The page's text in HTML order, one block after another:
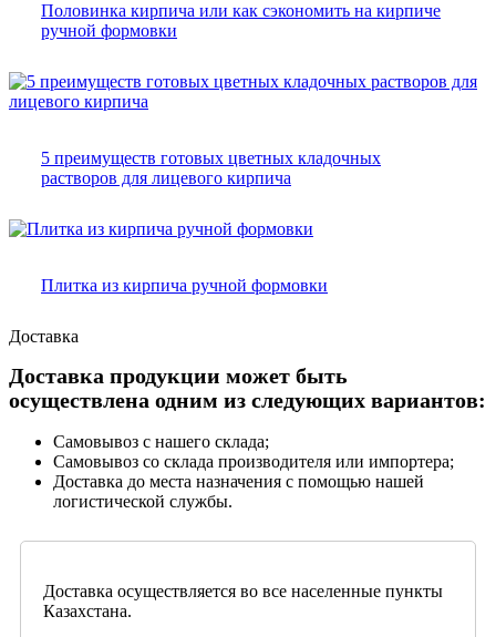
Половинка кирпича или как сэкономить на кирпиче
ручной формовки
5 преимуществ готовых цветных кладочных
растворов для лицевого кирпича
Плитка из кирпича ручной формовки
Доставка
Доставка продукции может быть
осуществлена одним из следующих вариантов:
Самовывоз с нашего склада;
Самовывоз со склада производителя или импортера;
Доставка до места назначения с помощью нашей
логистической службы.
Доставка осуществляется во все населенные пункты
Казахстана.